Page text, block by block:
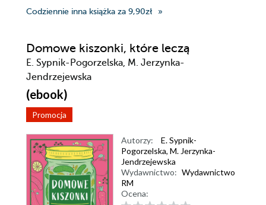
Codziennie inna książka za 9,90zł
Domowe kiszonki, które leczą
E. Sypnik-Pogorzelska, M. Jerzynka-
Jendrzejewska
(ebook)
Promocja
Autorzy:
E. Sypnik-
Pogorzelska, M. Jerzynka-
Jendrzejewska
Wydawnictwo: Wydawnictwo
RM
Ocena: